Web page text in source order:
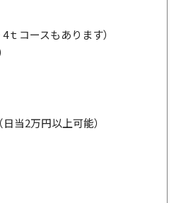
コースもあります）
当2万円以上可能）